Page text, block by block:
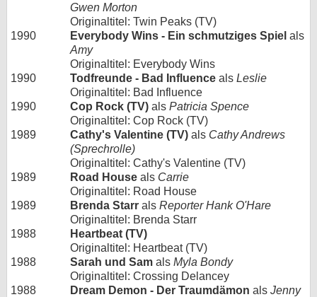
Gwen Morton
Originaltitel: Twin Peaks (TV)
1990
Everybody Wins - Ein schmutziges Spiel als
Amy
Originaltitel: Everybody Wins
1990
Todfreunde - Bad Influence als Leslie
Originaltitel: Bad Influence
1990
Cop Rock (TV) als Patricia Spence
Originaltitel: Cop Rock (TV)
1989
Cathy's Valentine (TV) als Cathy Andrews
(Sprechrolle)
Originaltitel: Cathy's Valentine (TV)
1989
Road House als Carrie
Originaltitel: Road House
1989
Brenda Starr als Reporter Hank O'Hare
Originaltitel: Brenda Starr
1988
Heartbeat (TV)
Originaltitel: Heartbeat (TV)
1988
Sarah und Sam als Myla Bondy
Originaltitel: Crossing Delancey
1988
Dream Demon - Der Traumdämon als Jenny